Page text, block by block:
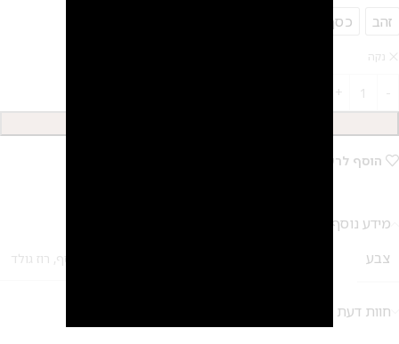
זהב
כסף
נקה
הוסף לרשימת המשאלות
מידע נוסף
צבע
כסף, רוז גולד
חוות דעת (0)